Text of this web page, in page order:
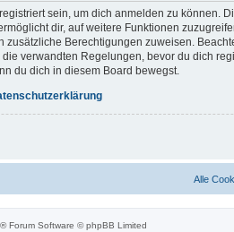
sein, um dich anmelden zu können.
dir, auf weitere Funktionen
zusätzliche Berechtigungen zuweisen.
verwandten Regelungen, bevor du dich
du dich in diesem Board bewegst.
Alle
® Forum Software © phpBB Limited